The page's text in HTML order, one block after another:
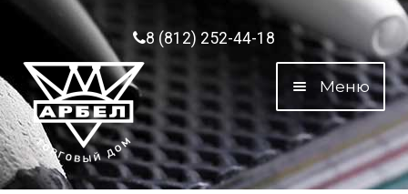
Перейти к навигации
Перейти к содержимому8 (812) 252-44-18
Меню